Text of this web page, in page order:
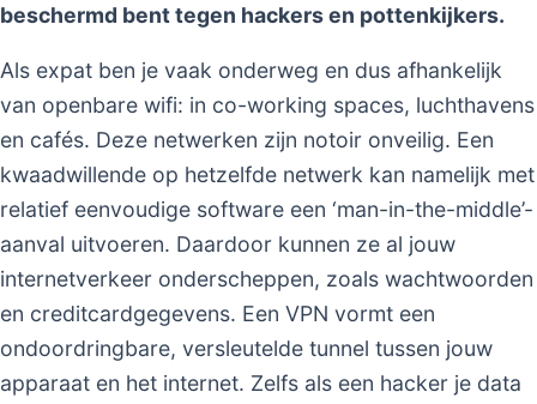
beschermd bent tegen hackers en pottenkijkers.
Als expat ben je vaak onderweg en dus afhankelijk
van openbare wifi: in co-working spaces, luchthavens
en cafés. Deze netwerken zijn notoir onveilig. Een
kwaadwillende op hetzelfde netwerk kan namelijk met
relatief eenvoudige software een ‘man-in-the-middle’-
aanval uitvoeren. Daardoor kunnen ze al jouw
internetverkeer onderscheppen, zoals wachtwoorden
en creditcardgegevens. Een VPN vormt een
ondoordringbare, versleutelde tunnel tussen jouw
apparaat en het internet. Zelfs als een hacker je data